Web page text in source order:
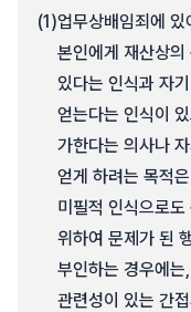
(1)업무상배임죄에
본인에게 재산상
있다는 인식과 자
얻는다는 인식이
가한다는 의사나
얻게 하려는 목적
미필적 인식으로
위하여 문제가 된
부인하는 경우에
관련성이 있는 간